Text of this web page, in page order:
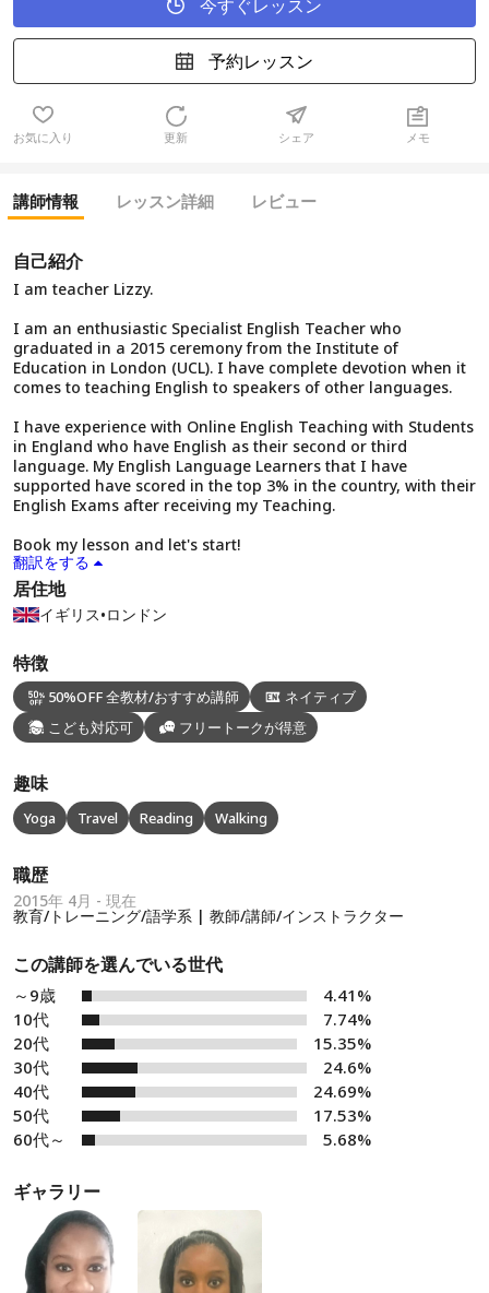
今すぐレッスン
予約レッスン
お気に入り 更新 シェア メモ
講師情報 レッスン詳細 レビュー
自己紹介
I am teacher Lizzy.
I am an enthusiastic Specialist English Teacher who
graduated in a 2015 ceremony from the Institute of
Education in London (UCL). I have complete devotion when it
comes to teaching English to speakers of other languages.
I have experience with Online English Teaching with Students
in England who have English as their second or third
language. My English Language Learners that I have
supported have scored in the top 3% in the country, with their
English Exams after receiving my Teaching.
Book my lesson and let's start!
翻訳をする
居住地
イギリス•ロンドン
特徴
50%OFF 全教材/おすすめ講師
ネイティブ
こども対応可
フリートークが得意
趣味
Yoga Travel Reading Walking
職歴
2015年 4月 - 現在
教育/トレーニング/語学系 | 教師/講師/インストラクター
この講師を選んでいる世代
～9歳
4.41%
10代
7.74%
20代
15.35%
30代
24.6%
40代
24.69%
50代
17.53%
60代～
5.68%
ギャラリー